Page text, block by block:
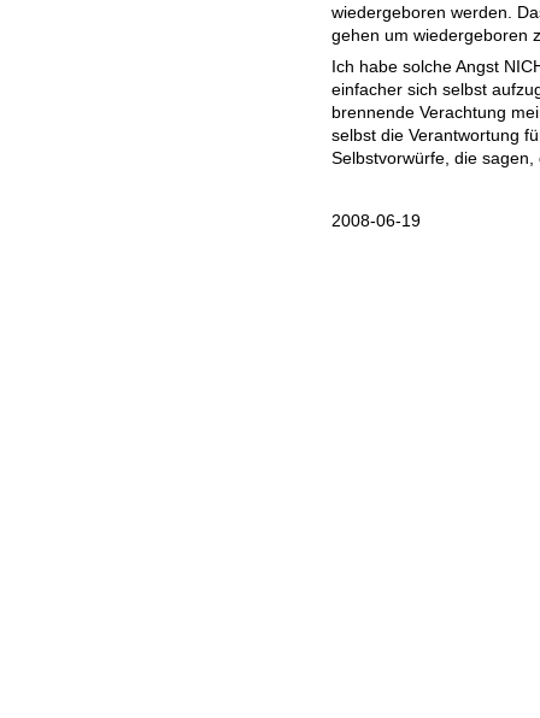
wiedergeboren werden.
gehen um wiedergeboren
Ich habe solche Angst
einfacher sich selbst
brennende Verachtung
selbst die Verantwortung
Selbstvorwürfe, die
2008-06-19